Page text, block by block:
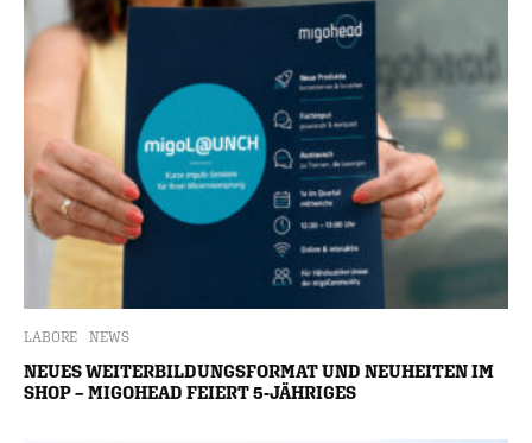
LABORE NEWS
NEUES WEITERBILDUNGSFORMAT UND NEUHEITEN IM
SHOP – MIGOHEAD FEIERT 5-JÄHRIGES